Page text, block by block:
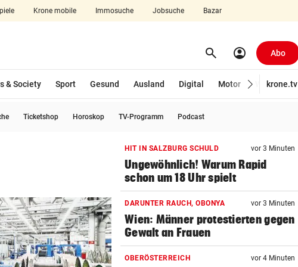
Krone mobile Immosuche Jobsuche Bazar
aufklappen search Suchen
account_circle Abo
& Society Sport Gesund Ausland Digital Motor Wirtschaft
krone.tv
Ticketshop Horoskop TV-Programm Podcast
HIT IN SALZBURG SCHULD vor 3 Minuten
Ungewöhnlich! Warum Rapid
schon um 18 Uhr spielt
DARUNTER RAUCH, OBONYA vor 3 Minuten
Wien: Männer protestierten gegen
Gewalt an Frauen
OBERÖSTERREICH vor 4 Minuten